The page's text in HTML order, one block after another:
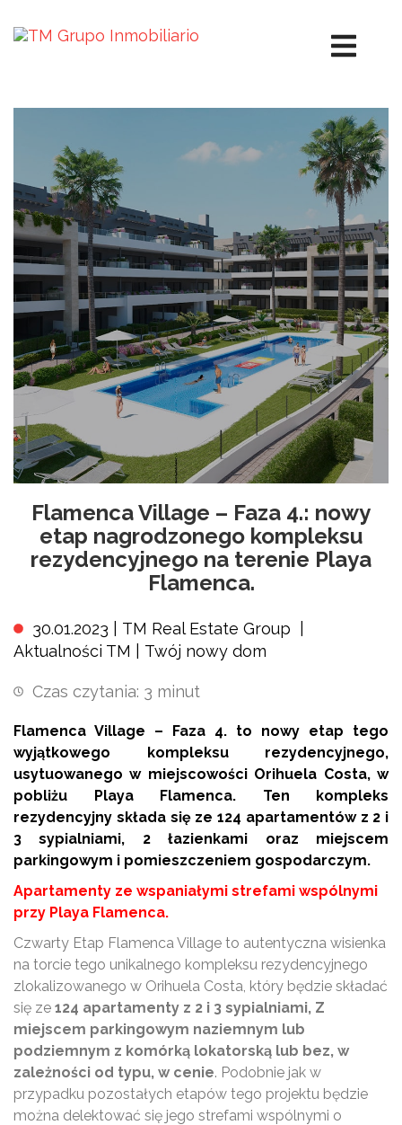
Flamenca Village – Faza 4.: nowy
etap nagrodzonego kompleksu
rezydencyjnego na terenie Playa
Flamenca.
30.01.2023 | TM Real Estate Group
Aktualności TM
Twój nowy dom
Czas czytania: 3 minut
Flamenca Village – Faza 4. to nowy etap tego
wyjątkowego kompleksu rezydencyjnego,
usytuowanego w miejscowości Orihuela Costa, w
pobliżu Playa Flamenca. Ten kompleks
rezydencyjny składa się ze 124 apartamentów z 2 i
3 sypialniami, 2 łazienkami oraz miejscem
parkingowym i pomieszczeniem gospodarczym.
Apartamenty ze wspaniałymi strefami wspólnymi
przy Playa Flamenca.
Czwarty Etap Flamenca Village to autentyczna wisienka
na torcie tego unikalnego kompleksu rezydencyjnego
zlokalizowanego w Orihuela Costa, który będzie składać
się ze 124 apartamenty z 2 i 3 sypialniami, Z
miejscem parkingowym naziemnym lub
podziemnym z komórką lokatorską lub bez, w
zależności od typu, w cenie. Podobnie jak w
przypadku pozostałych etapów tego projektu będzie
można delektować się jego strefami wspólnymi o